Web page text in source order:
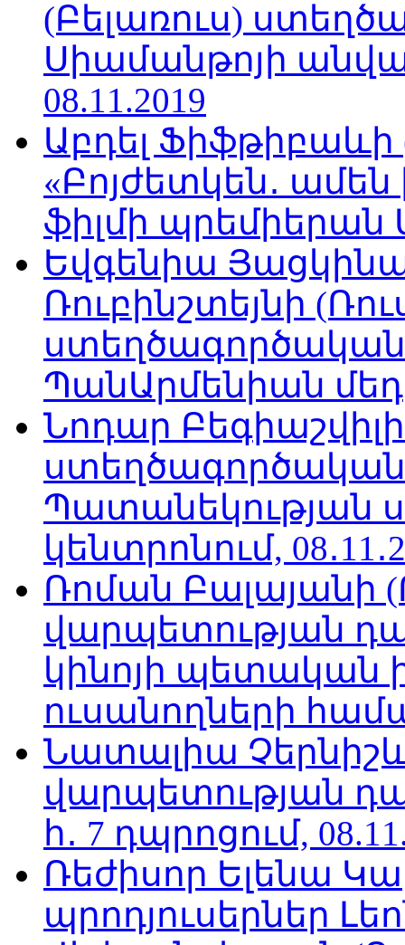
(Բելառուս)
Սիամանթոյի
08.11.2019
Աբդել
«Բոյժետկեն․
ֆիլմի պրեմիերան
Եվգենիա
Ռուբինշտեյնի
ՊանԱրմենիան
Նոդար
Պատանեկության
կենտրոնում,
Ռոման Բալայանի
վարպետության
կինոյի պետական
ուսանողների
Նատալիա
վարպետության
հ․ 7 դպրոցում,
Ռեժիսոր Ելենա
պրոդյուսերներ